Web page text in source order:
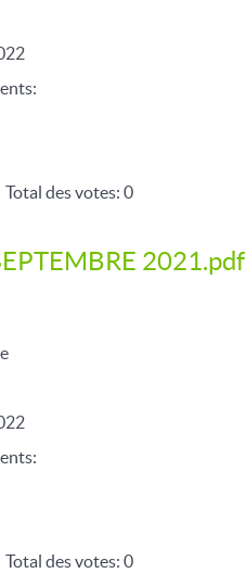
Total des votes: 0
2021.pdf
Total des votes: 0